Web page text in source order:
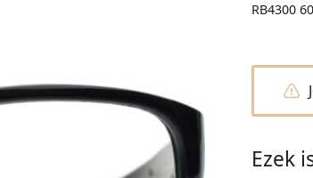
RB4300
Ezek